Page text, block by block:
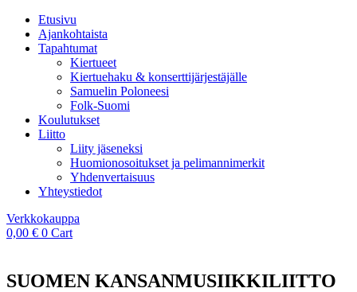
Etusivu
Ajankohtaista
Tapahtumat
Kiertueet
Kiertuehaku & konserttijärjestäjälle
Samuelin Poloneesi
Folk-Suomi
Koulutukset
Liitto
Liity jäseneksi
Huomionosoitukset ja pelimannimerkit
Yhdenvertaisuus
Yhteystiedot
Verkkokauppa
0,00 € 0 Cart
SUOMEN KANSANMUSIIKKILIITTO